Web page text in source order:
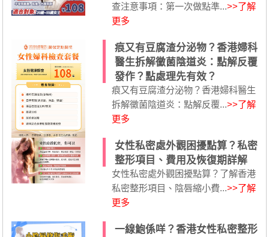
查注意事項：第一次做點準...>>了解
更多
痕又有豆腐渣分泌物？香港婦科
醫生拆解黴菌陰道炎：點解反覆
發作？點處理先有效？
痕又有豆腐渣分泌物？香港婦科醫生
拆解黴菌陰道炎：點解反覆...>>了解
更多
女性私密處外觀困擾點算？私密
整形項目、費用及恢復期詳解
女性私密處外觀困擾點算？了解香港
私密整形項目、陰唇縮小費...>>了解
更多
一線鮑係咩？香港女性私密整形